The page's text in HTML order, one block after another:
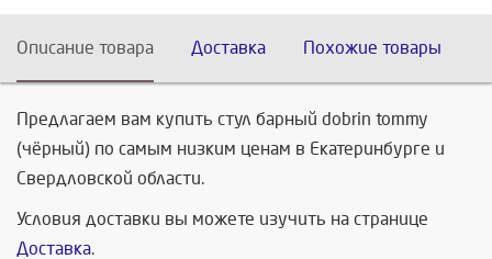
Описание товара Доставка Похожие товары
Предлагаем вам купить стул барный dobrin tommy
(чёрный) по самым низким ценам в Екатеринбурге и
Свердловской области.
Условия доставки вы можете изучить на странице
Доставка.